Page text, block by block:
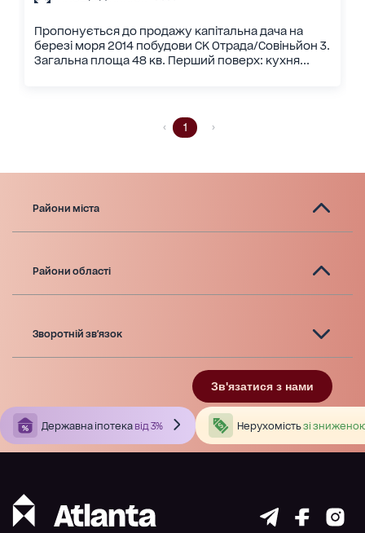
Пропонується до продажу капітальна дача на
березі моря 2014 побудови СК Отрада/Совіньйон 3.
Загальна площа 48 кв. Перший поверх: кухня...
1
Райони міста
Райони області
Зворотній зв'язок
Зв'язатися з нами
Державна іпотека від 3% Нерухомістьзі